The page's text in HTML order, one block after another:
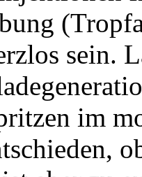
sein.
im